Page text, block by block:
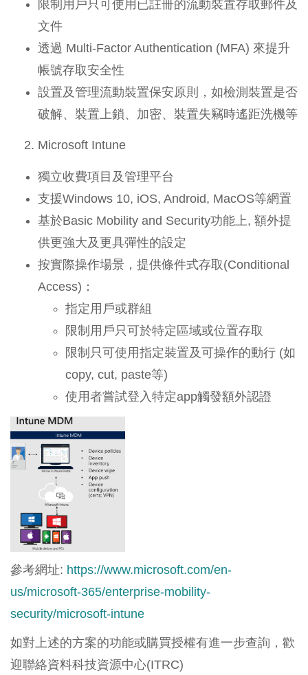
限制用戶只可使用已註冊的流動裝置存取郵件及
文件
透過 Multi-Factor Authentication (MFA) 來提升
帳號存取安全性
設置及管理流動裝置保安原則，如檢測裝置是否
破解、裝置上鎖、加密、裝置失竊時遙距洗機等
Microsoft Intune
獨立收費項目及管理平台
支援Windows 10, iOS, Android, MacOS等網置
基於Basic Mobility and Security功能上, 額外提
供更強大及更具彈性的設定
按實際操作場景，提供條件式存取(Conditional
Access)：
指定用戶或群組
限制用戶只可於特定區域或位置存取
限制只可使用指定裝置及可操作的動行 (如
copy, cut, paste等)
使用者嘗試登入特定app觸發額外認證
參考網址: https://www.microsoft.com/en-
us/microsoft-365/enterprise-mobility-
security/microsoft-intune
如對上述的方案的功能或購買授權有進一步查詢，歡
迎聯絡資料科技資源中心(ITRC)